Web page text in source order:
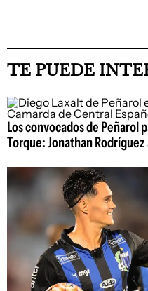
TE PUEDE
Los convocados de
Torque: Jonathan